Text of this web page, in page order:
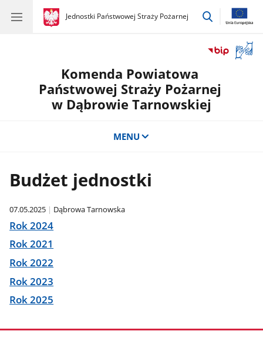
gov.pl
Jednostki Państwowej Straży Pożarnej
gov.pl
Jednostki
przejdź
okno
Komenda Powiatowa
Państwowej Straży Pożarnej
w Dąbrowie Tarnowskiej
MENU
Budżet jednostki
07.05.2025 Dąbrowa Tarnowska
Rok 2024
Rok 2021
Rok 2022
Rok 2023
Rok 2025